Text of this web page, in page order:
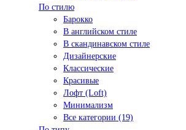
По стилю
Барокко
В английском стиле
В скандинавском стиле
Дизайнерские
Классические
Красивые
Лофт (Loft)
Минимализм
Все категории (19)